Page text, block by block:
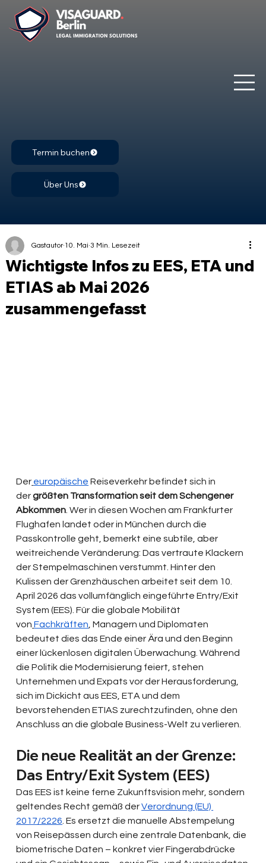
Termin buchen
Über Uns
Wichtigste Infos zu EES, ETA und
ETIAS ab Mai 2026
zusammengefasst
Gastautor 10. Mai 3 Min. Lesezeit
Der europäische Reiseverkehr befindet sich in
der größten Transformation seit dem Schengener
Abkommen . Wer in diesen Wochen am Frankfurter
Flughafen landet oder in München durch die
Passkontrolle geht, bemerkt eine subtile, aber
weitreichende Veränderung: Das vertraute Klackern
der Stempelmaschinen verstummt. Hinter den
Kulissen der Grenzhäuschen arbeitet seit dem 10.
April 2026 das vollumfänglich eingeführte Entry/Exit
System (EES). Für die globale Mobilität
von Fachkräften , Managern und Diplomaten
bedeutet dies das Ende einer Ära und den Beginn
einer lückenlosen digitalen Überwachung. Während
die Politik die Modernisierung feiert, stehen
Unternehmen und Expats vor der Herausforderung,
sich im Dickicht aus EES, ETA und dem
bevorstehenden ETIAS zurechtzufinden, ohne den
Anschluss an die globale Business-Welt zu verlieren.
Die neue Realität an der Grenze:
Das Entry/Exit System (EES)
Das EES ist keine ferne Zukunftsvision mehr, sondern
geltendes Recht gemäß der Verordnung (EU)
2017/2226 . Es ersetzt die manuelle Abstempelung
von Reisepässen durch eine zentrale Datenbank, die
biometrische Daten – konkret vier Fingerabdrücke